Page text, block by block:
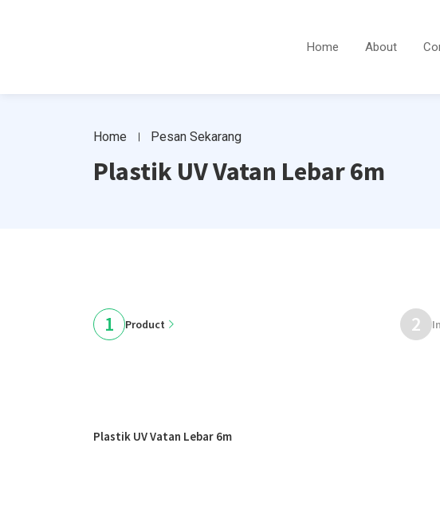
Home About
Home Pesan Sekarang
Plastik UV Vatan Lebar 6m
1 Product 2
Plastik UV Vatan Lebar 6m